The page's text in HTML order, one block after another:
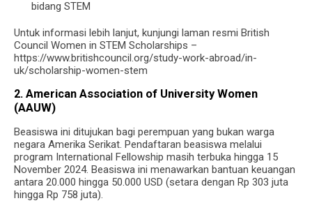
bidang STEM
Untuk informasi lebih lanjut, kunjungi laman resmi British
Council Women in STEM Scholarships –
https://www.britishcouncil.org/study-work-abroad/in-
uk/scholarship-women-stem
2. American Association of University Women
(AAUW)
Beasiswa ini ditujukan bagi perempuan yang bukan warga
negara Amerika Serikat. Pendaftaran beasiswa melalui
program International Fellowship masih terbuka hingga 15
November 2024. Beasiswa ini menawarkan bantuan keuangan
antara 20.000 hingga 50.000 USD (setara dengan Rp 303 juta
hingga Rp 758 juta).